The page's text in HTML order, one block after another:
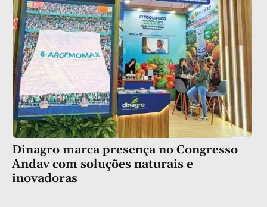
Dinagro marca presença no Congresso
Andav com soluções naturais e
inovadoras